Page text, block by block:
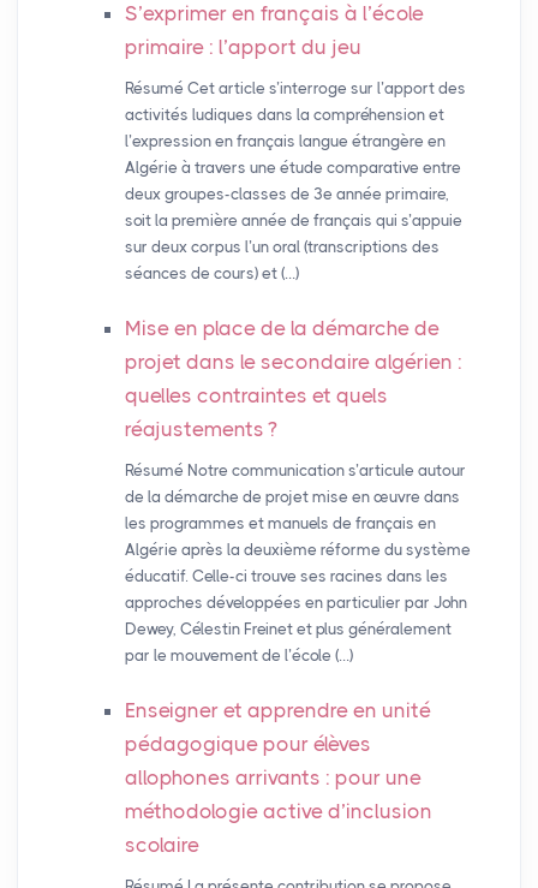
S’exprimer en français à l’école
primaire : l’apport du jeu
Résumé Cet article s’interroge sur l’apport des
activités ludiques dans la compréhension et
l’expression en français langue étrangère en
Algérie à travers une étude comparative entre
deux groupes-classes de 3e année primaire,
soit la première année de français qui s’appuie
sur deux corpus l’un oral (transcriptions des
séances de cours) et (…)
Mise en place de la démarche de
projet dans le secondaire algérien :
quelles contraintes et quels
réajustements ?
Résumé Notre communication s’articule autour
de la démarche de projet mise en œuvre dans
les programmes et manuels de français en
Algérie après la deuxième réforme du système
éducatif. Celle-ci trouve ses racines dans les
approches développées en particulier par John
Dewey, Célestin Freinet et plus généralement
par le mouvement de l’école (…)
Enseigner et apprendre en unité
pédagogique pour élèves
allophones arrivants : pour une
méthodologie active d’inclusion
scolaire